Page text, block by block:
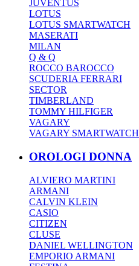
JUVENTUS
LOTUS
LOTUS SMARTWATCH
MASERATI
MILAN
Q & Q
ROCCO BAROCCO
SCUDERIA FERRARI
SECTOR
TIMBERLAND
TOMMY HILFIGER
VAGARY
VAGARY SMARTWATCH
OROLOGI DONNA
ALVIERO MARTINI
ARMANI
CALVIN KLEIN
CASIO
CITIZEN
CLUSE
DANIEL WELLINGTON
EMPORIO ARMANI